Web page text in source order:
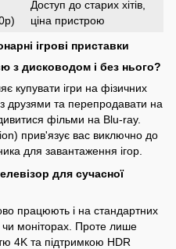
Доступ до старих хітів,
ціна пристрою
ігрові приставки
з дисководом і без нього?
купувати ігри на фізичних
друзями та перепродавати на
фільми на Blu-ray.
прив'язує вас виключно до
для завантаження ігор.
для сучасної
працюють і на стандартних
чи моніторах. Проте лише
4K та підтримкою HDR